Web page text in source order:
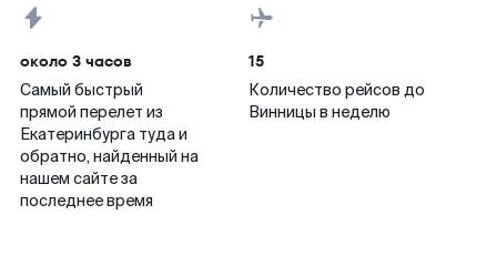
около 3 часов
Самый быстрый
прямой перелет из
Екатеринбурга туда и
обратно, найденный на
нашем сайте за
последнее время
15
Количество рейсов до
Винницы в неделю